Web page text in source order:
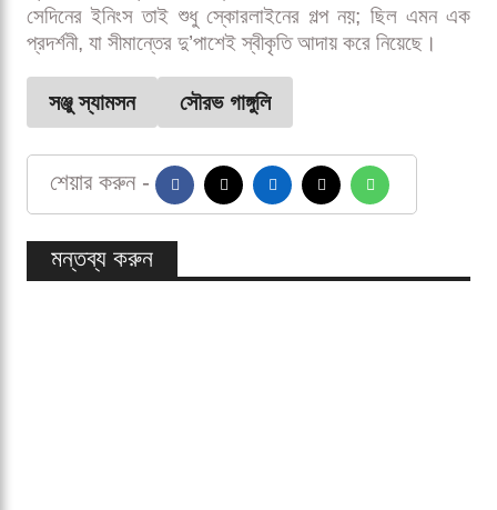
তিনি আরও বলেন, “প্রথমে সে আক্রমণাত্মক ছিল। এরপর সম্ভবত
কোনো বার্তা পায়, কিংবা নিজেই সিদ্ধান্ত নেয় হাল ধরার… একজন
খেলোয়াড়ের জন্য সবচেয়ে বড় অর্জন হলো দেশের জন্য ম্যাচ
জেতা।”
ভারত–পাকিস্তান দ্বৈরথের আবহে এমন মন্তব্য কেবল আনুষ্ঠানিক
সৌজন্য নয়। প্রতিদ্বন্দ্বিতার উত্তাপ ছাপিয়ে যে পারফরম্যান্স
প্রতিপক্ষকেও প্রশংসায় বাধ্য করে, সেটিই হয়ে ওঠে বিশেষ।
সেদিনের ইনিংস তাই শুধু স্কোরলাইনের গল্প নয়; ছিল এমন এক
প্রদর্শনী, যা সীমান্তের দু’পাশেই স্বীকৃতি আদায় করে নিয়েছে।